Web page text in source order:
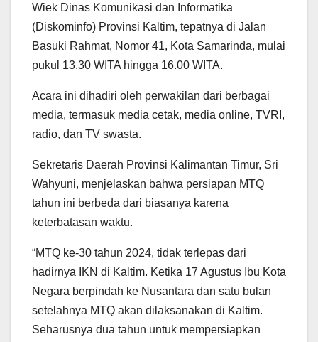
Wiek Dinas Komunikasi dan Informatika
(Diskominfo) Provinsi Kaltim, tepatnya di Jalan
Basuki Rahmat, Nomor 41, Kota Samarinda, mulai
pukul 13.30 WITA hingga 16.00 WITA.
Acara ini dihadiri oleh perwakilan dari berbagai
media, termasuk media cetak, media online, TVRI,
radio, dan TV swasta.
Sekretaris Daerah Provinsi Kalimantan Timur, Sri
Wahyuni, menjelaskan bahwa persiapan MTQ
tahun ini berbeda dari biasanya karena
keterbatasan waktu.
“MTQ ke-30 tahun 2024, tidak terlepas dari
hadirnya IKN di Kaltim. Ketika 17 Agustus Ibu Kota
Negara berpindah ke Nusantara dan satu bulan
setelahnya MTQ akan dilaksanakan di Kaltim.
Seharusnya dua tahun untuk mempersiapkan